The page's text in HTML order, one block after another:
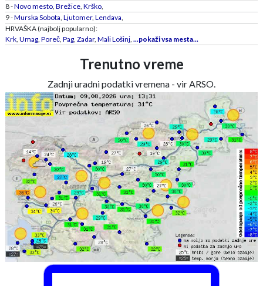
8 -Novo mesto, Brežice, Krško,
9 -Murska Sobota, Ljutomer, Lendava,
HRVAŠKA (najbolj popularno):
Krk, Umag, Poreč, Pag, Zadar, Mali Lošinj, ...pokaži vsa mesta...
Trenutno vreme
Zadnji uradni podatki vremena - vir ARSO.